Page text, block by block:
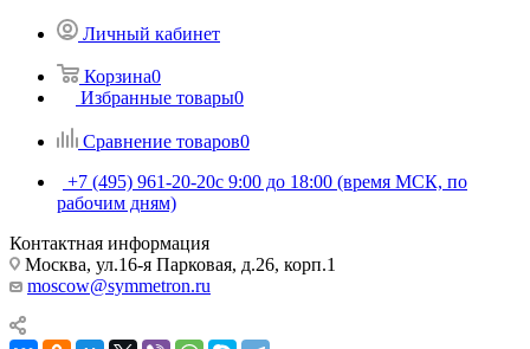
Личный кабинет
Корзина0
Избранные товары0
Сравнение товаров0
+7 (495) 961-20-20с 9:00 до 18:00 (время МСК, по
рабочим дням)
Контактная информация
Москва, ул.16-я Парковая, д.26, корп.1
moscow@symmetron.ru